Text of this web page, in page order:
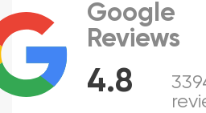
4.8
Google
Reviews